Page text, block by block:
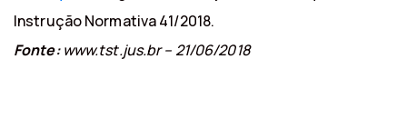
Instrução Normativa 41/2018.
Fonte:www.tst.jus.br – 21/06/2018